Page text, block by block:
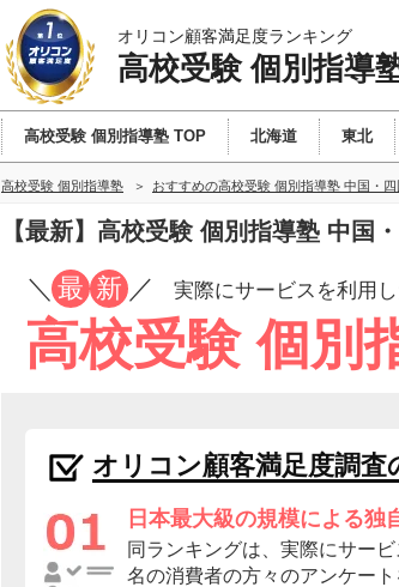
オリコン顧客満足度ランキング
高校受験 個別指導
高校受験 個別指導塾 TOP 北海道 東北
高校受験 個別指導塾 おすすめの高校受験 個別指導塾 中国・
【最新】高校受験 個別指導塾 中国
／ 最 新 ／ 実際にサービスを利用
高校受験 個別
オリコン顧客満足度調査
日本最大級の規模による独
同ランキングは、実際にサー
名の消費者の方々のアンケー